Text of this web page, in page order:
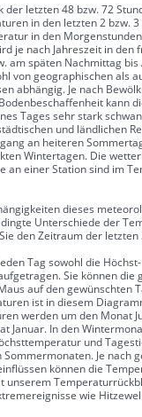
letzten 48 bzw. 72
in den letzten 2 bzw.
in den
je nach Jahreszeit in den
am späten Nachmittag
von geographischen als
abhängig. Je nach
kann
Tages sehr stark
und ländlichen
an heiteren
Wintertagen. Die
an einer Station sind im
dieses
Unterschiede der
den Zeitraum der letzten
Tag sowohl die
Sie können die
auf den gewünschten
ist in diesem
werden um den Monat
Januar. In den
und
Je nach
können die
unserem
wie